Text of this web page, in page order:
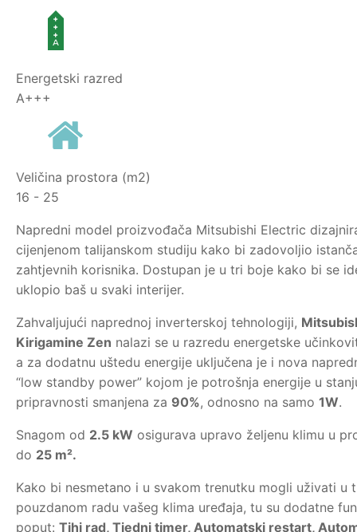
Energetski razred
A+++
Veličina prostora (m2)
16 - 25
Napredni model proizvođača Mitsubishi Electric
cijenjenom talijanskom studiju kako bi zadovoljio
zahtjevnih korisnika. Dostupan je u tri boje kako bi se
uklopio baš u svaki interijer.
Zahvaljujući naprednoj inverterskoj tehnologiji,
Kirigamine Zen nalazi se u razredu energetske
a za dodatnu uštedu energije uključena je i nova
“low standby power” kojom je potrošnja energije u
pripravnosti smanjena za 90%, odnosno na samo 1W.
Snagom od 2.5 kW osigurava upravo željenu klimu u
do 25 m².
Kako bi nesmetano i u svakom trenutku mogli uživati u
pouzdanom radu vašeg klima uređaja, tu su dodatne
poput: Tihi rad, Tjedni timer, Automatski restart,